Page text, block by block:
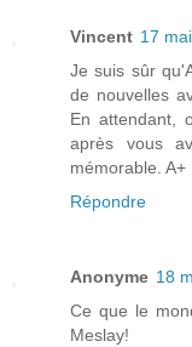
Vincent 17
Je suis sûr
de nouvelles
En attendant,
après vous
mémorable. A+
Répondre
Anonyme 18
Ce que le
Meslay!